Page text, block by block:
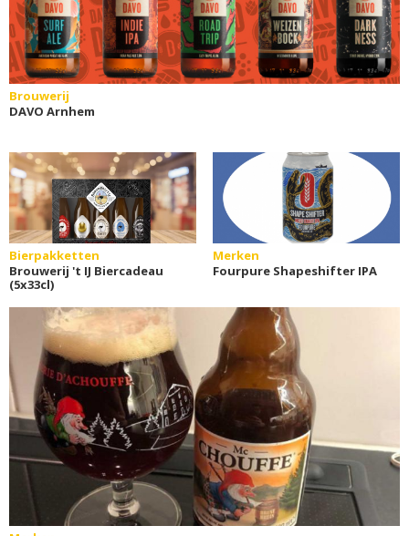
Brouwerij
DAVO Arnhem
Bierpakketten
Brouwerij 't IJ Biercadeau
(5x33cl)
Merken
Fourpure Shapeshifter IPA